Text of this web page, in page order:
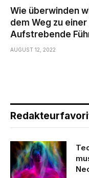
Wie überwinden
dem Weg zu
Aufstrebende
AUGUST 12, 2022